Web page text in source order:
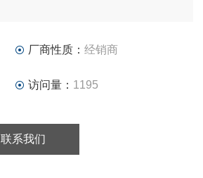
厂商性质： 经销商
访问量： 1195
联系我们